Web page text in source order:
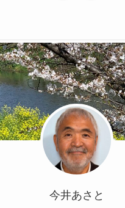
今井あさと